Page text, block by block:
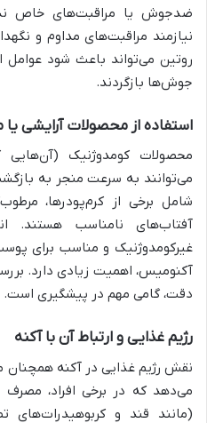
ضدجوش یا مراقبت‌های خاص
نیازمند مراقبت‌های مداوم و
روتین می‌تواند باعث شود عوامل
جوش‌ها بازگردند.
استفاده از محصولات آرایشی یا
محصولات کومدوژنیک
می‌توانند به سرعت منجر به
شامل برخی از کرم‌پودرها،
آفتاب‌های نامناسب هستند.
غیرکومدوژنیک و مناسب برای
آکنومیس، اهمیت زیادی دارد.
دقت، گامی مهم در پیشگیری است.
رژیم غذایی و ارتباط آن با آکنه
نقش رژیم غذایی در آکنه
می‌دهد که در برخی افراد،
(مانند قند و